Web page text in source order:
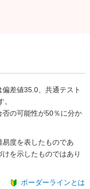
差値35.0、共通テスト
の可能性が50％に分か
度を表したものであ
を示したものではあり
ボーダーラインとは